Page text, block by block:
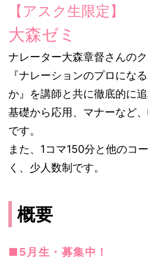
【アスク生限定】
大森ゼミ
ナレーター大森章督さんのク
『ナレーションのプロにな
か』を講師と共に徹底的に追
基礎から応用、マナーなど
です。
また、1コマ150分と他のコ
く、少人数制です。
概要
■5月生・募集中！